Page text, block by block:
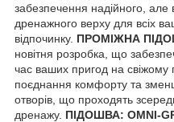
забезпечення надійного, але
дренажного верху для всіх
відпочинку. ПРОМІЖНА
новітня розробка, що
час ваших пригод на свіжому
поєднання комфорту та
отворів, що проходять
дренажу. ПІДОШВА: OMNI-